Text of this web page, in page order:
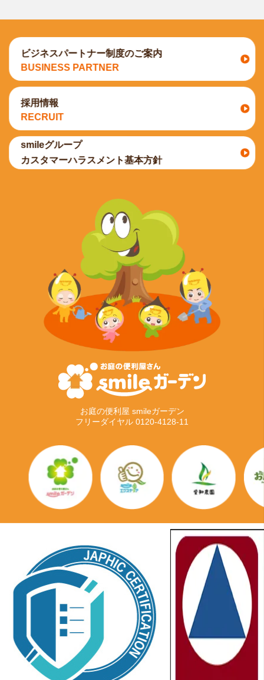
お庭の便利屋 smileガーデン
フリーダイヤル 0120-4128-11
ビジネスパートナー制度のご案内
BUSINESS PARTNER
採用情報
RECRUIT
smileグループ
カスタマーハラスメント基本方針